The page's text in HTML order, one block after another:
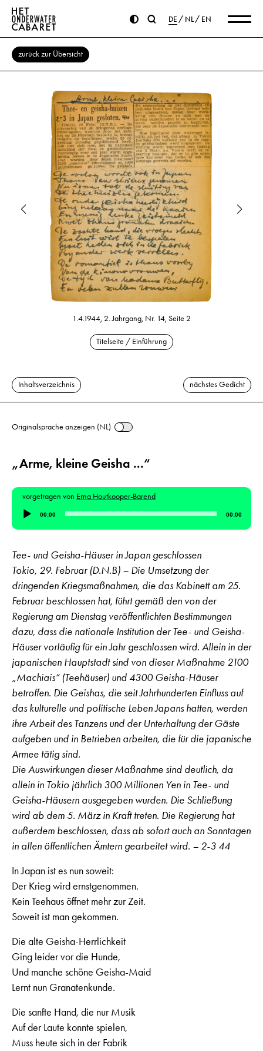
DE NL EN
zurück zur Übersicht
1.4.1944, 2. Jahrgang, Nr. 14, Seite 2
Titelseite / Einführung
Inhaltsverzeichnis nächstes Gedicht
Originalsprache anzeigen (NL)
„Arme, kleine Geisha ...“
vorgetragen von Erna Houtkooper-Barend
Audio-
Player
00:00 00:00
Tee- und Geisha-Häuser in Japan geschlossen
Tokio, 29. Februar (D.N.B) – Die Umsetzung der
dringenden Kriegsmaßnahmen, die das Kabinett am 25.
Februar beschlossen hat, führt gemäß den von der
Regierung am Dienstag veröffentlichten Bestimmungen
dazu, dass die nationale Institution der Tee- und Geisha-
Häuser vorläufig für ein Jahr geschlossen wird. Allein in der
japanischen Hauptstadt sind von dieser Maßnahme 2100
„Machiais“ (Teehäuser) und 4300 Geisha-Häuser
betroffen. Die Geishas, die seit Jahrhunderten Einfluss auf
das kulturelle und politische Leben Japans hatten, werden
ihre Arbeit des Tanzens und der Unterhaltung der Gäste
aufgeben und in Betrieben arbeiten, die für die japanische
Armee tätig sind.
Die Auswirkungen dieser Maßnahme sind deutlich, da
allein in Tokio jährlich 300 Millionen Yen in Tee- und
Geisha-Häusern ausgegeben wurden. Die Schließung
wird ab dem 5. März in Kraft treten. Die Regierung hat
außerdem beschlossen, dass ab sofort auch an Sonntagen
in allen öffentlichen Ämtern gearbeitet wird. – 2-3 44
In Japan ist es nun soweit:
Der Krieg wird ernstgenommen.
Kein Teehaus öffnet mehr zur Zeit.
Soweit ist man gekommen.
Die alte Geisha-Herrlichkeit
Ging leider vor die Hunde,
Und manche schöne Geisha-Maid
Lernt nun Granatenkunde.
Die sanfte Hand, die nur Musik
Auf der Laute konnte spielen,
Muss heute sich in der Fabrik